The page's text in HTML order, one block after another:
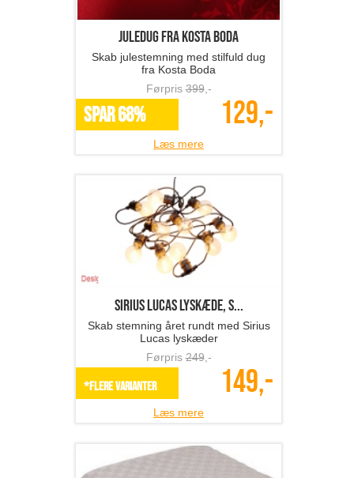
Juledug fra Kosta Boda
Skab julestemning med stilfuld dug
fra Kosta Boda
Førpris399,-
SPAR 68% 129,-
Læs mere
Sirius LUCAS lyskæde, s...
Skab stemning året rundt med Sirius
Lucas lyskæder
Førpris249,-
*Flere varianter 149,-
Læs mere